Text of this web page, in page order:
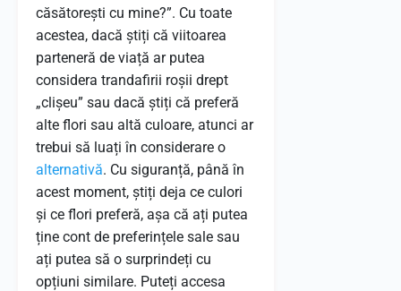
căsătorești cu mine?”. Cu toate
acestea, dacă știți că viitoarea
parteneră de viață ar putea
considera trandafirii roșii drept
„clișeu” sau dacă știți că preferă
alte flori sau altă culoare, atunci ar
trebui să luați în considerare o
alternativă. Cu siguranță, până în
acest moment, știți deja ce culori
și ce flori preferă, așa că ați putea
ține cont de preferințele sale sau
ați putea să o surprindeți cu
opțiuni similare. Puteți accesa